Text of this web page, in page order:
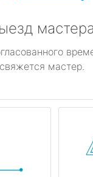
мастера
свяжется мастер.